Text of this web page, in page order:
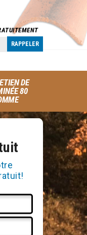
DE
80